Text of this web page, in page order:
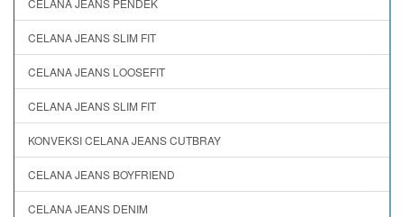
CELANA JEANS PENDEK
CELANA JEANS SLIM FIT
CELANA JEANS LOOSEFIT
CELANA JEANS SLIM FIT
KONVEKSI CELANA JEANS CUTBRAY
CELANA JEANS BOYFRIEND
CELANA JEANS DENIM